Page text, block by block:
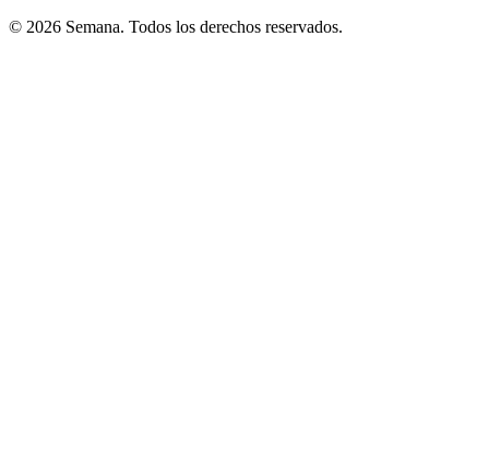
© 2026 Semana. Todos los derechos reservados.